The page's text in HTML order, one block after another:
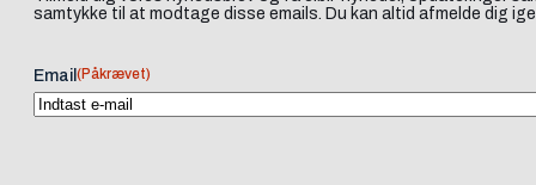
samtykke til at modtage disse emails. Du kan altid afmelde dig
Email (Påkrævet)